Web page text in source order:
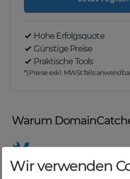
Warum
Nützliche Tools
Hohe Erfolgsquote
Günstige Preise
Praktische Tools
*) Preise exkl. MWSt falls
Wir verwenden